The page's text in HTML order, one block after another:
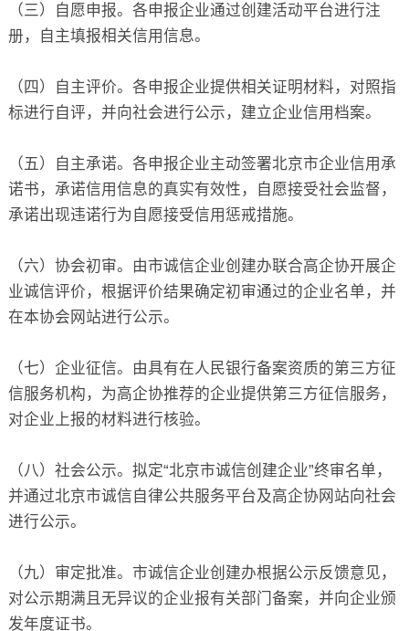
（三）自愿申报。各申报企业通过创建活动平台进行注
册，自主填报相关信用信息。
（四）自主评价。各申报企业提供相关证明材料，对照指
标进行自评，并向社会进行公示，建立企业信用档案。
（五）自主承诺。各申报企业主动签署北京市企业信用承
诺书，承诺信用信息的真实有效性，自愿接受社会监督，
承诺出现违诺行为自愿接受信用惩戒措施。
（六）协会初审。由市诚信企业创建办联合高企协开展企
业诚信评价，根据评价结果确定初审通过的企业名单，并
在本协会网站进行公示。
（七）企业征信。由具有在人民银行备案资质的第三方征
信服务机构，为高企协推荐的企业提供第三方征信服务，
对企业上报的材料进行核验。
（八）社会公示。拟定“北京市诚信创建企业”终审名单，
并通过北京市诚信自律公共服务平台及高企协网站向社会
进行公示。
（九）审定批准。市诚信企业创建办根据公示反馈意见，
对公示期满且无异议的企业报有关部门备案，并向企业颁
发年度证书。